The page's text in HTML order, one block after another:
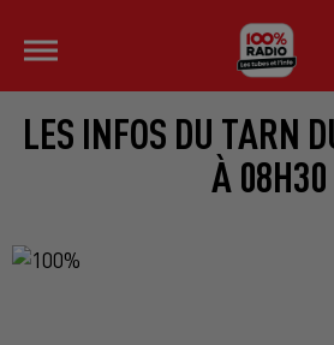
LES INFOS DU TARN
À 08H30